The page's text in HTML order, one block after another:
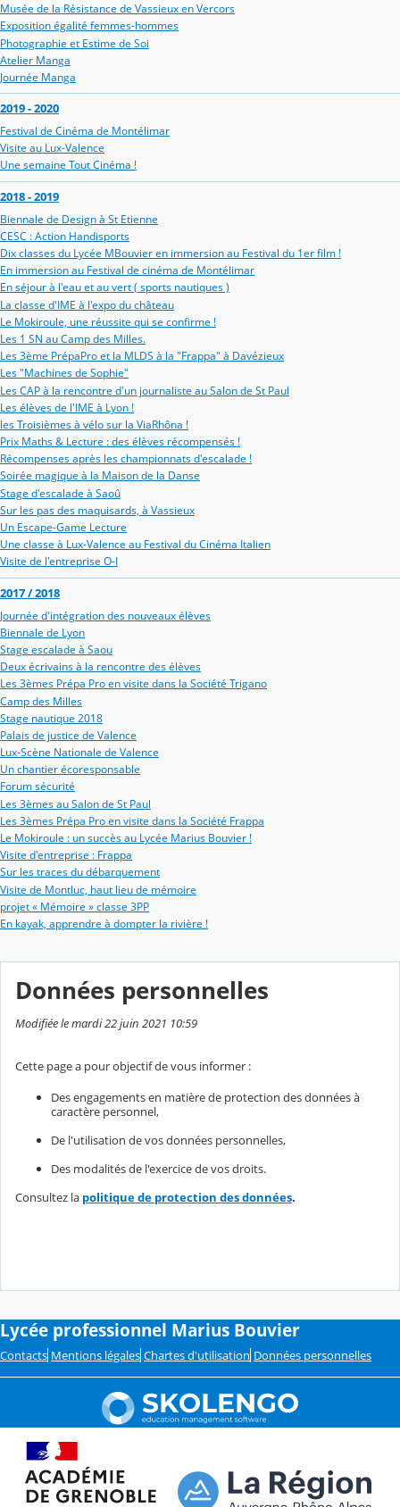
Musée de la Résistance de Vassieux en Vercors
Exposition égalité femmes-hommes
Photographie et Estime de Soi
Atelier Manga
Journée Manga
2019 - 2020
Festival de Cinéma de Montélimar
Visite au Lux-Valence
Une semaine Tout Cinéma !
2018 - 2019
Biennale de Design à St Etienne
CESC : Action Handisports
Dix classes du Lycée MBouvier en immersion au Festival du 1er film !
En immersion au Festival de cinéma de Montélimar
En séjour à l'eau et au vert ( sports nautiques )
La classe d'IME à l'expo du château
Le Mokiroule, une réussite qui se confirme !
Les 1 SN au Camp des Milles.
Les 3ème PrépaPro et la MLDS à la "Frappa" à Davézieux
Les "Machines de Sophie"
Les CAP à la rencontre d'un journaliste au Salon de St Paul
Les élèves de l'IME à Lyon !
les Troisièmes à vélo sur la ViaRhôna !
Prix Maths & Lecture : des élèves récompensés !
Récompenses après les championnats d'escalade !
Soirée magique à la Maison de la Danse
Stage d'escalade à Saoû
Sur les pas des maquisards, à Vassieux
Un Escape-Game Lecture
Une classe à Lux-Valence au Festival du Cinéma Italien
Visite de l'entreprise O-I
2017 / 2018
Journée d'intégration des nouveaux élèves
Biennale de Lyon
Stage escalade à Saou
Deux écrivains à la rencontre des élèves
Les 3èmes Prépa Pro en visite dans la Société Trigano
Camp des Milles
Stage nautique 2018
Palais de justice de Valence
Lux-Scène Nationale de Valence
Un chantier écoresponsable
Forum sécurité
Les 3èmes au Salon de St Paul
Les 3èmes Prépa Pro en visite dans la Société Frappa
Le Mokiroule : un succès au Lycée Marius Bouvier !
Visite d'entreprise : Frappa
Sur les traces du débarquement
Visite de Montluc, haut lieu de mémoire
projet « Mémoire » classe 3PP
En kayak, apprendre à dompter la rivière !
Données personnelles
Modifiée le mardi 22 juin 2021 10:59
Cette page a pour objectif de vous informer :
Des engagements en matière de protection des données à
caractère personnel,
De l'utilisation de vos données personnelles,
Des modalités de l'exercice de vos droits.
Consultez la politique de protection des données.
Lycée professionnel Marius Bouvier
Contacts Mentions légales Chartes d'utilisation Données personnelles